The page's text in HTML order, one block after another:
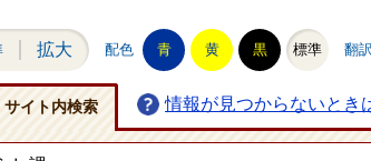
拡大 配色 青 黄 黒 標準 翻訳
サイト内検索 情報が見つからないとき